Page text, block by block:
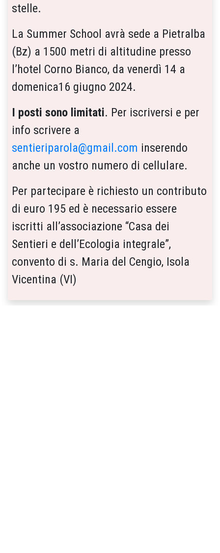
stelle.
La Summer School avrà sede a Pietralba
(Bz) a 1500 metri di altitudine presso
l’hotel Corno Bianco, da venerdì 14 a
domenica16 giugno 2024.
I posti sono limitati. Per iscriversi e per
info scrivere a
sentieriparola@gmail.com inserendo
anche un vostro numero di cellulare.
Per partecipare è richiesto un contributo
di euro 195 ed è necessario essere
iscritti all’associazione “Casa dei
Sentieri e dell’Ecologia integrale”,
convento di s. Maria del Cengio, Isola
Vicentina (VI)